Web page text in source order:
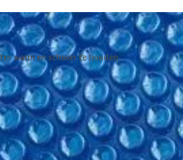
warm en schoon te houden